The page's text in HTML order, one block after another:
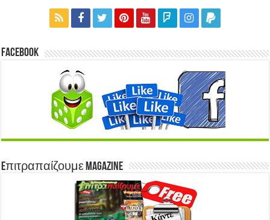
Facebook
Eπιτραπαίζουμε Magazine